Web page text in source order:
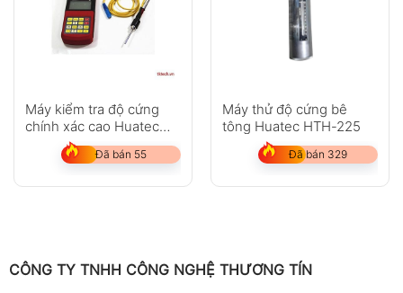
Máy kiểm tra độ cứng
chính xác cao Huatec
RHL160
Đã bán 55
Máy thử độ cứng bê
tông Huatec HTH-225
Đã bán 329
CÔNG TY TNHH CÔNG NGHỆ THƯƠNG TÍN